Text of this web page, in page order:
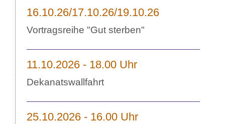
16.10.26/17.10.26/19.10.26
Vortragsreihe "Gut sterben"
11.10.2026 - 18.00 Uhr
Dekanatswallfahrt
25.10.2026 - 16.00 Uhr